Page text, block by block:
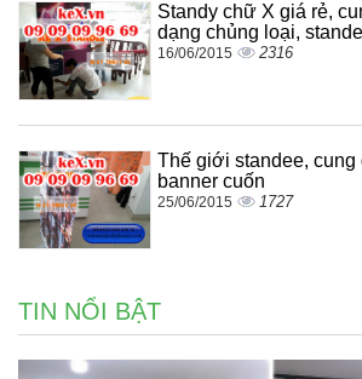
Standy chữ X giá rẻ,
dạng chủng loại,
16/06/2015 2316
Thế giới standee, cung
banner cuốn
25/06/2015 1727
TIN NỔI BẬT